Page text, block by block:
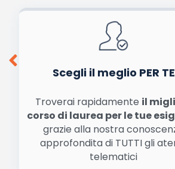
Ho letto e acconsento l'
Acconsento all'uso dei miei dati
finalità di marketing diretto con
conferma e
Scegli il meglio PER TE
Troverai rapidamente il
corso di laurea per le tue
grazie alla nostra
approfondita di TUTTI gli
telematici